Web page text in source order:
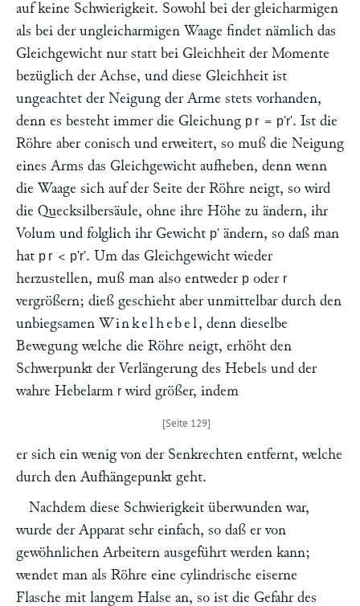
auf keine Schwierigkeit. Sowohl bei der gleicharmigen
als bei der ungleicharmigen Waage findet nämlich das
Gleichgewicht nur statt bei Gleichheit der Momente
bezüglich der Achse, und diese Gleichheit ist
ungeachtet der Neigung der Arme stets vorhanden,
denn es besteht immer die Gleichung pr = p'r'. Ist die
Röhre aber conisch und erweitert, so muß die Neigung
eines Arms das Gleichgewicht aufheben, denn wenn
die Waage sich auf der Seite der Röhre neigt, so wird
die Quecksilbersäule, ohne ihre Höhe zu ändern, ihr
Volum und folglich ihr Gewicht p' ändern, so daß man
hat pr < p'r'. Um das Gleichgewicht wieder
herzustellen, muß man also entweder p oder r
vergrößern; dieß geschieht aber unmittelbar durch den
unbiegsamen Winkelhebel, denn dieselbe
Bewegung welche die Röhre neigt, erhöht den
Schwerpunkt der Verlängerung des Hebels und der
wahre Hebelarm r wird größer, indem
er sich ein wenig von der Senkrechten entfernt, welche
durch den Aufhängepunkt geht.
Nachdem diese Schwierigkeit überwunden war,
wurde der Apparat sehr einfach, so daß er von
gewöhnlichen Arbeitern ausgeführt werden kann;
wendet man als Röhre eine cylindrische eiserne
Flasche mit langem Halse an, so ist die Gefahr des